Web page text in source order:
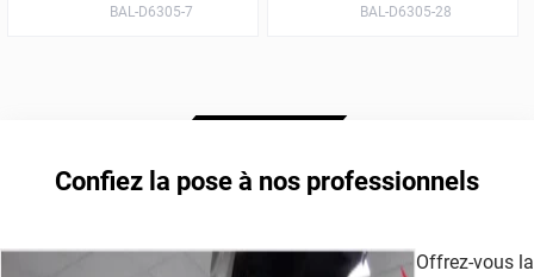
BAL-D6305-7 BAL-D6305-28
Confiez la pose à nos professionnels
Offrez-vous la